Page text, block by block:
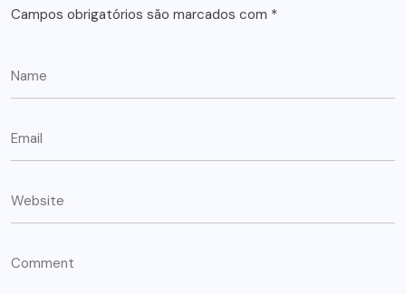
Campos obrigatórios são marcados com *